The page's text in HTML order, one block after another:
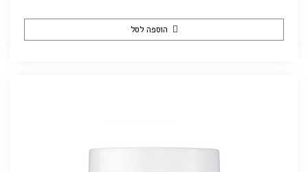
הוספה לסל